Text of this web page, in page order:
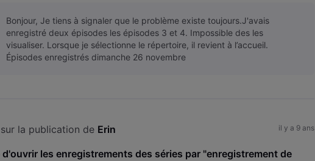
Bonjour, Je tiens à signaler que le problème existe toujours.J'avais
enregistré deux épisodes les épisodes 3 et 4. Impossible des les
visualiser. Lorsque je sélectionne le répertoire, il revient à l’accueil.
Épisodes enregistrés dimanche 26 novembre
la publication de Erin il y a 9 ans
les enregistrements des séries par "enregistrement de